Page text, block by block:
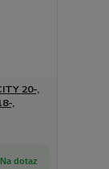
20-,
,
Na dotaz